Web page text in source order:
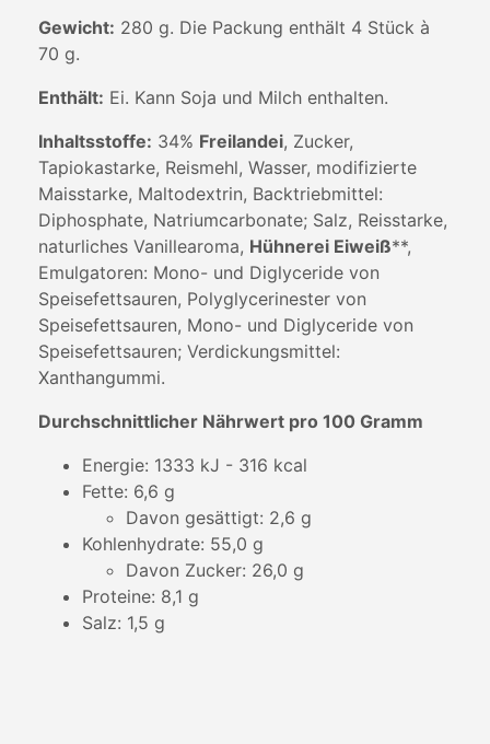
Gewicht: 280 g. Die Packung enthält 4 Stück à
70 g.
Enthält: Ei. Kann Soja und Milch enthalten.
Inhaltsstoffe: 34% Freilandei, Zucker,
Tapiokastarke, Reismehl, Wasser, modifizierte
Maisstarke, Maltodextrin, Backtriebmittel:
Diphosphate, Natriumcarbonate; Salz, Reisstarke,
naturliches Vanillearoma, Hühnerei Eiweiß**,
Emulgatoren: Mono- und Diglyceride von
Speisefettsauren, Polyglycerinester von
Speisefettsauren, Mono- und Diglyceride von
Speisefettsauren; Verdickungsmittel:
Xanthangummi.
Durchschnittlicher Nährwert pro 100 Gramm
Energie: 1333 kJ - 316 kcal
Fette: 6,6 g
Davon gesättigt: 2,6 g
Kohlenhydrate: 55,0 g
Davon Zucker: 26,0 g
Proteine: 8,1 g
Salz: 1,5 g